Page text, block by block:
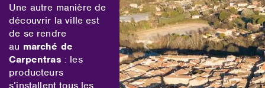
Une autre manière de
découvrir la ville est
de se rendre
au marché de
Carpentras : les
producteurs
s’installent tous les